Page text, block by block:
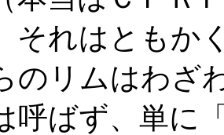
それはともか
のリムはわざ
呼ばず、単に